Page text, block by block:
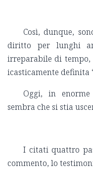
Così, dunque,
diritto per lunghi
irreparabile di
icasticamente definita
Oggi, in
sembra che si stia
I citati quattro
commento, lo